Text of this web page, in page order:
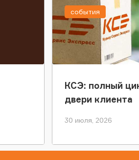
КСЭ: полный
двери клиента
30 июля, 2026
события